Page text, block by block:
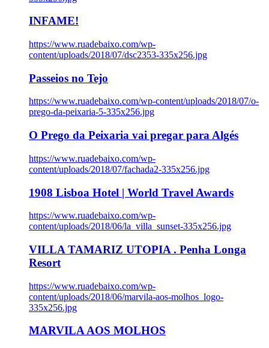
INFAME!
https://www.ruadebaixo.com/wp-
content/uploads/2018/07/dsc2353-335x256.jpg
Passeios no Tejo
https://www.ruadebaixo.com/wp-content/uploads/2018/07/o-
prego-da-peixaria-5-335x256.jpg
O Prego da Peixaria vai pregar para Algés
https://www.ruadebaixo.com/wp-
content/uploads/2018/07/fachada2-335x256.jpg
1908 Lisboa Hotel | World Travel Awards
https://www.ruadebaixo.com/wp-
content/uploads/2018/06/la_villa_sunset-335x256.jpg
VILLA TAMARIZ UTOPIA . Penha Longa
Resort
https://www.ruadebaixo.com/wp-
content/uploads/2018/06/marvila-aos-molhos_logo-
335x256.jpg
MARVILA AOS MOLHOS